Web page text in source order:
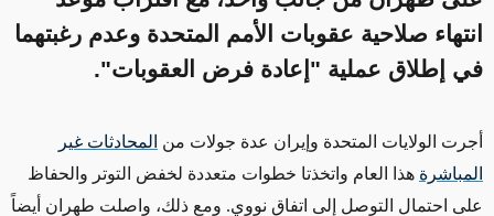
انتهاء صلاحية عقوبات الأمم المتحدة وعدم رغبتهما
في إطلاق عملية "إعادة فرض العقوبات".
أجرت الولايات المتحدة وإيران عدة جولات من المحادثات غير
المباشرة هذا العام واتخذتا خطوات متعددة لخفض التوتر والحفاظ
على احتمال التوصل إلى اتفاق نووي. ومع ذلك، واصلت طهران أيضاً